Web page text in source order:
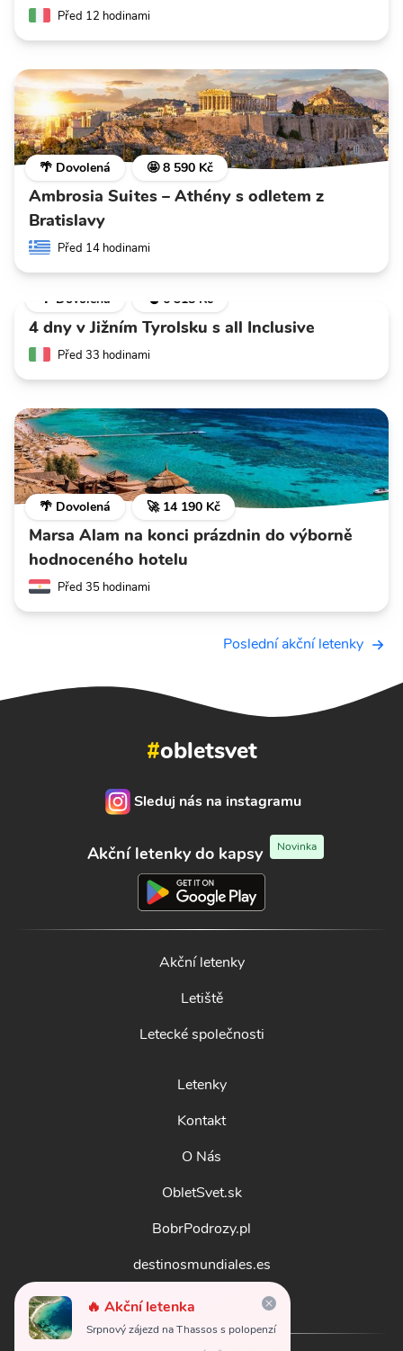
Před 12 hodinami
🌴 Dovolená 🤩 8 590 Kč
Ambrosia Suites – Athény s odletem z
Bratislavy
Před 14 hodinami
🌴 Dovolená 💣 6 318 Kč
4 dny v Jižním Tyrolsku s all Inclusive
Před 33 hodinami
🌴 Dovolená 🚀 14 190 Kč
Marsa Alam na konci prázdnin do výborně
hodnoceného hotelu
Před 35 hodinami
Poslední akční letenky
🔥 Akční letenka
Srpnový zájezd na Thassos s polopenzí
#obletsvet
Sleduj nás na instagramu
Akční letenky do kapsy Novinka
Akční letenky
Letiště
Letecké společnosti
Letenky
Kontakt
O Nás
ObletSvet.sk
BobrPodrozy.pl
destinosmundiales.es
guidadestinazioni.it